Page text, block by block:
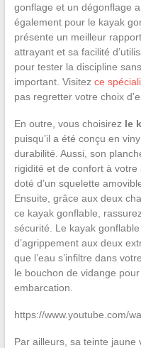
gonflage et un dégonflage
également pour le kayak
présente un meilleur
attrayant et sa facilité
pour tester la discipline
important. Visitez ce
pas regretter votre choix
En outre, vous choisirez le
puisqu’il a été conçu en
durabilité. Aussi, son
rigidité et de confort à
doté d’un squelette
Ensuite, grâce aux deux
ce kayak gonflable,
sécurité. Le kayak
d’agrippement aux deux
que l’eau s’infiltre dans
le bouchon de vidange
embarcation.
https://www.youtube.com/
Par ailleurs, sa teinte